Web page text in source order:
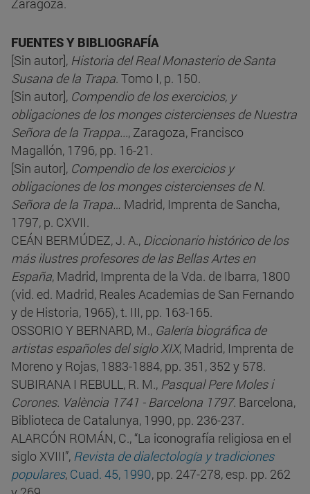
FUENTES Y BIBLIOGRAFÍA
[Sin autor], Historia del Real Monasterio de Santa
Susana de la Trapa. Tomo I, p. 150.
[Sin autor], Compendio de los exercicios, y
obligaciones de los monges cistercienses de Nuestra
Señora de la Trappa..., Zaragoza, Francisco
Magallón, 1796, pp. 16-21.
[Sin autor], Compendio de los exercicios y
obligaciones de los monges cistercienses de N.
Señora de la Trapa… Madrid, Imprenta de Sancha,
1797, p. CXVII.
CEÁN BERMÚDEZ, J. A., Diccionario histórico de los
más ilustres profesores de las Bellas Artes en
España, Madrid, Imprenta de la Vda. de Ibarra, 1800
(vid. ed. Madrid, Reales Academias de San Fernando
y de Historia, 1965), t. III, pp. 163-165.
OSSORIO Y BERNARD, M., Galería biográfica de
artistas españoles del siglo XIX, Madrid, Imprenta de
Moreno y Rojas, 1883-1884, pp. 351, 352 y 578.
SUBIRANA I REBULL, R. M., Pasqual Pere Moles i
Corones. València 1741 - Barcelona 1797. Barcelona,
Biblioteca de Catalunya, 1990, pp. 236-237.
ALARCÓN ROMÁN, C., “La iconografía religiosa en el
siglo XVIII”, Revista de dialectología y tradiciones
populares, Cuad. 45, 1990, pp. 247-278, esp. pp. 262